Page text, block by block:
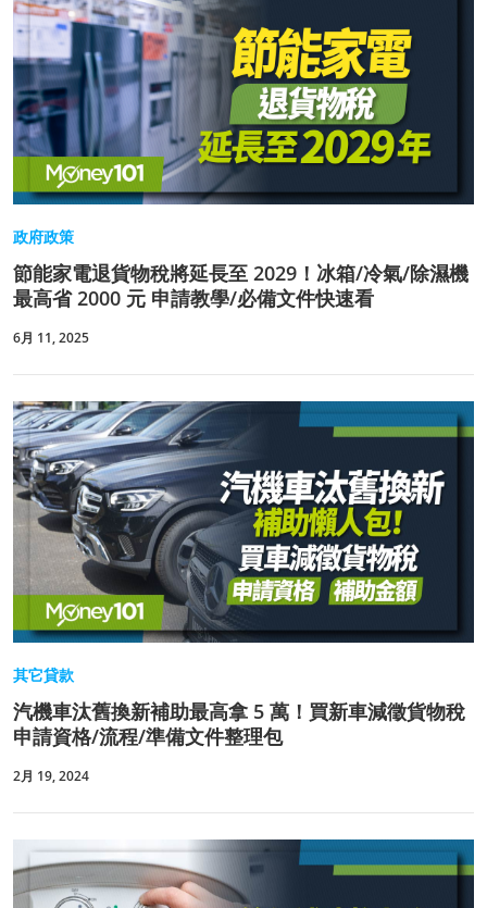
政府政策
節能家電退貨物稅將延長至 2029！冰箱/冷氣/除濕機
最高省 2000 元 申請教學/必備文件快速看
6月 11, 2025
其它貸款
汽機車汰舊換新補助最高拿 5 萬！買新車減徵貨物稅
申請資格/流程/準備文件整理包
2月 19, 2024